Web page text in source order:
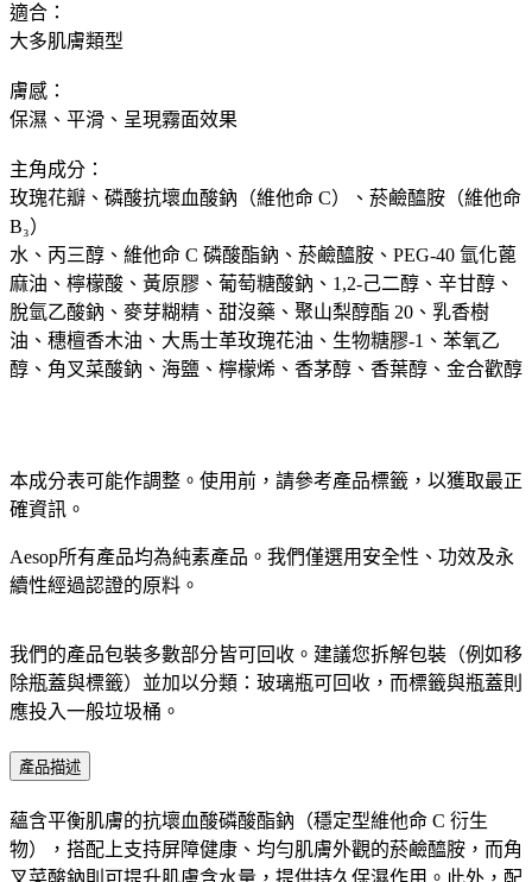
適合：
大多肌膚類型
膚感：
保濕、平滑、呈現霧面效果
主角成分：
玫瑰花瓣、磷酸抗壞血酸鈉（維他命 C）、菸鹼醯胺（維他命
B₃）
水、丙三醇、維他命 C 磷酸酯鈉、菸鹼醯胺、PEG-40 氫化蓖
麻油、檸檬酸、黃原膠、葡萄糖酸鈉、1,2-己二醇、辛甘醇、
脫氫乙酸鈉、麥芽糊精、甜沒藥、聚山梨醇酯 20、乳香樹
油、穗檀香木油、大馬士革玫瑰花油、生物糖膠-1、苯氧乙
醇、角叉菜酸鈉、海鹽、檸檬烯、香茅醇、香葉醇、金合歡醇
本成分表可能作調整。使用前，請參考產品標籤，以獲取最正
確資訊。​
Aesop所有產品均為純素產品。我們僅選用安全性、功效及永
續性經過認證的原料。​
我們的產品包裝多數部分皆可回收。建議您拆解包裝（例如移
除瓶蓋與標籤）並加以分類：玻璃瓶可回收，而標籤與瓶蓋則
應投入一般垃圾桶。​
產品描述
蘊含平衡肌膚的抗壞血酸磷酸酯鈉（穩定型維他命 C 衍生
物），搭配上支持屏障健康、均勻肌膚外觀的菸鹼醯胺，而角
叉菜酸鈉則可提升肌膚含水量，提供持久保濕作用。此外，配